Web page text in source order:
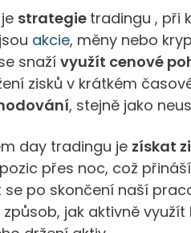
strategie tradingu , při
akcie, měny nebo
snaží využít cenové
zisků v krátkém
, stejně jako
day tradingu je získat
přes noc, což přináší
po skončení naší
jak aktivně